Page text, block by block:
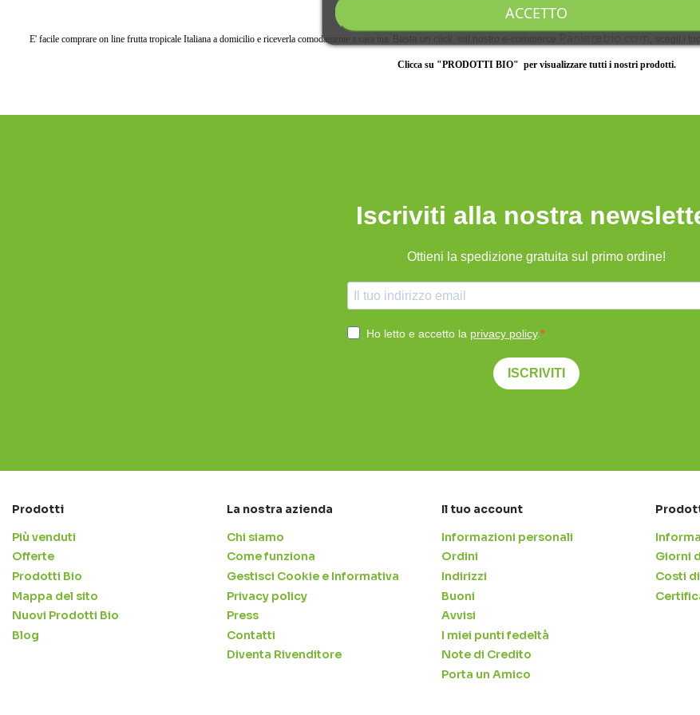
Dove comprare frutta tropicale Italiana
E' facile comprare on line frutta tropicale Italiana a domicilio e riceverla comodamente a casa tua. scegli i
Clicca su "PRODOTTI BIO" per visualizzare tutti i nostri prodotti.
Iscriviti alla nostra
Ottieni la spedizione gratuita sul primo ordine!
Ho letto e accetto la privacy policy.
ISCRIVITI
Prodotti
Più venduti
Offerte
Prodotti Bio
Mappa del sito
Nuovi Prodotti Bio
Blog
La nostra azienda
Chi siamo
Come funziona
Gestisci Cookie e Informativa
Privacy policy
Press
Contatti
Diventa Rivenditore
Il tuo account
Informazioni personali
Ordini
Indirizzi
Buoni
Avvisi
I miei punti fedeltà
Note di Credito
Porta un Amico
Giorni
Costi
ACCETTO